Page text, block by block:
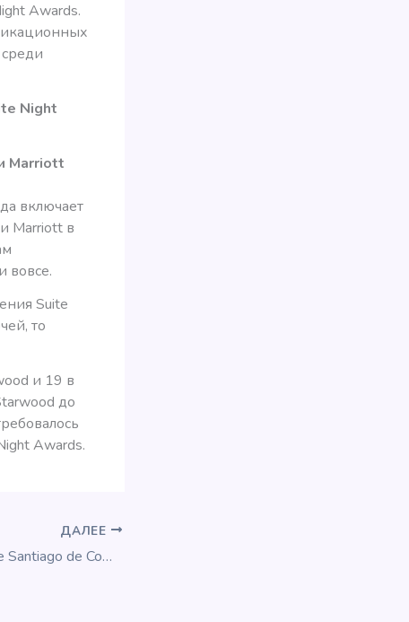
Awards.
Night
Marriott
включает
Marriott в
вовсе.
Suite
то
и 19 в
до
Awards.
ДАЛЕЕ
Обзор: Parador de Santiago de Compostela (Hostal dos Reis Católicos)